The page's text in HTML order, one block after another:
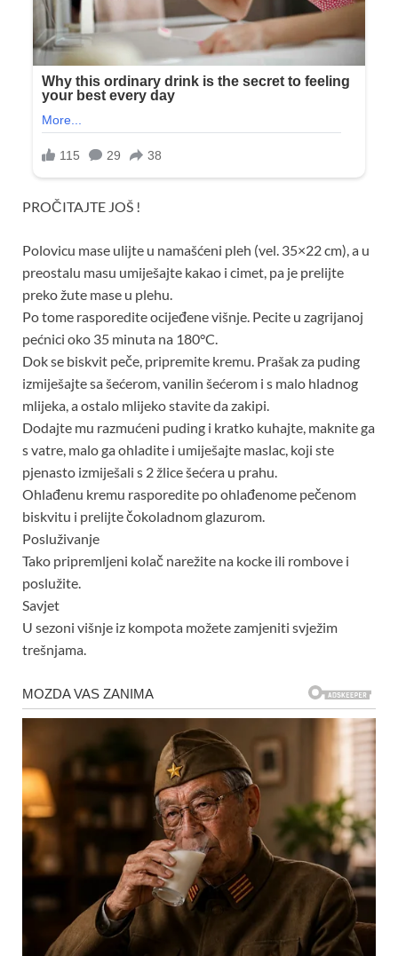
PROČITAJTE JOŠ !
Polovicu mase ulijte u namašćeni pleh (vel. 35×22 cm), a u
preostalu masu umiješajte kakao i cimet, pa je prelijte
preko žute mase u plehu.
Po tome rasporedite ocijeđene višnje. Pecite u zagrijanoj
pećnici oko 35 minuta na 180°C.
Dok se biskvit peče, pripremite kremu. Prašak za puding
izmiješajte sa šećerom, vanilin šećerom i s malo hladnog
mlijeka, a ostalo mlijeko stavite da zakipi.
Dodajte mu razmućeni puding i kratko kuhajte, maknite ga
s vatre, malo ga ohladite i umiješajte maslac, koji ste
pjenasto izmiješali s 2 žlice šećera u prahu.
Ohlađenu kremu rasporedite po ohlađenome pečenom
biskvitu i prelijte čokoladnom glazurom.
Posluživanje
Tako pripremljeni kolač narežite na kocke ili rombove i
poslužite.
Savjet
U sezoni višnje iz kompota možete zamjeniti svježim
trešnjama.